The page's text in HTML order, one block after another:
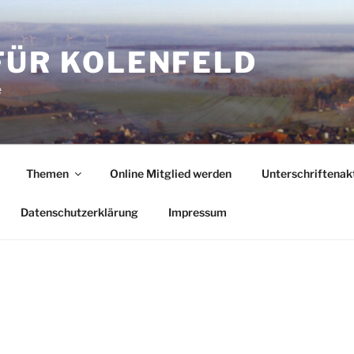
KOLENFELD
Themen Online Mitglied werden
Datenschutzerklärung Impressum